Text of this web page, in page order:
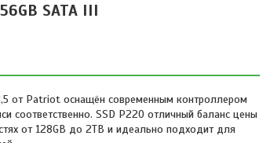
SATA III
от Patriot оснащён современным контроллером
соответственно. SSD P220 отличный баланс цены
от 128GB до 2TB и идеально подходит для